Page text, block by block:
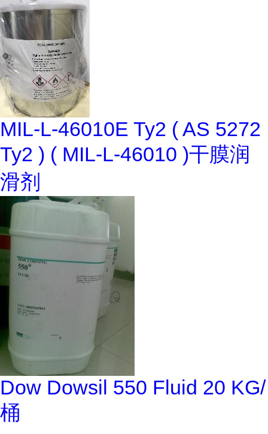
MIL-L-46010E Ty2 ( AS 5272
Ty2 ) ( MIL-L-46010 )干膜润
滑剂
Dow Dowsil 550 Fluid 20 KG/
桶